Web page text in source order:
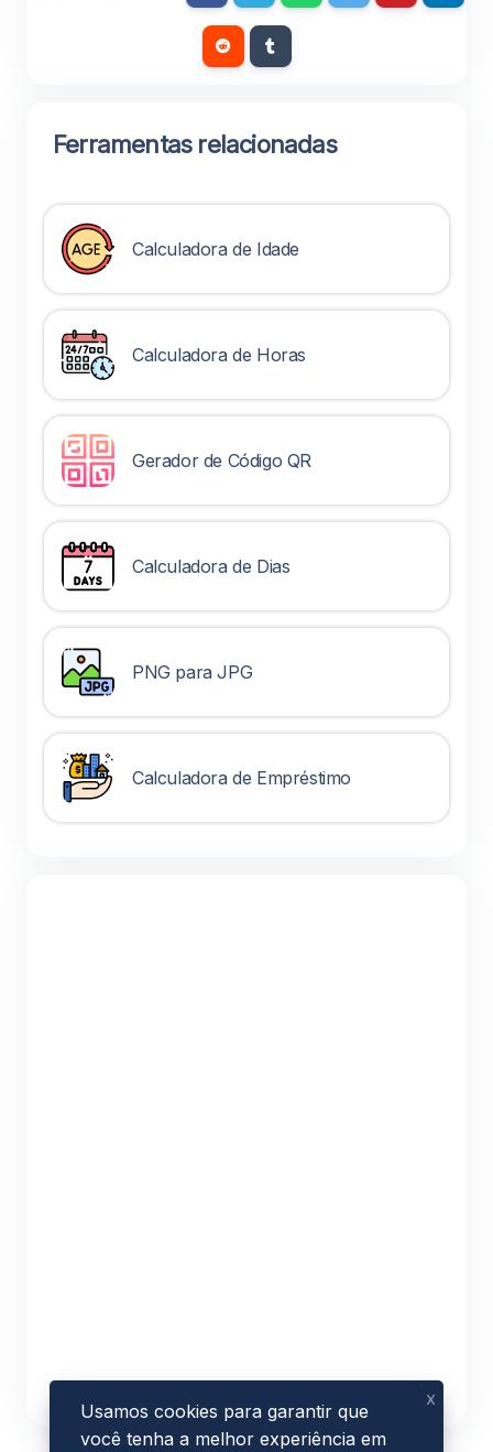
Ferramentas relacionadas
Calculadora de Idade
Calculadora de Horas
Gerador de Código QR
Calculadora de Dias
PNG para JPG
Calculadora de Empréstimo
Usamos cookies para garantir que
você tenha a melhor experiência em
x